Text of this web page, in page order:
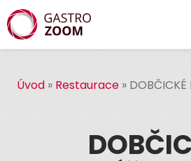
Úvod » Restaurace » DOBČICKÉ